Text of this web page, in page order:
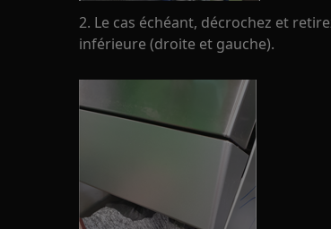
2. Le cas échéant, décrochez et
inférieure (droite et gauche).